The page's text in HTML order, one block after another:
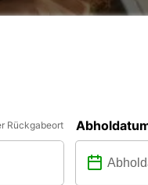
Rückgabeort